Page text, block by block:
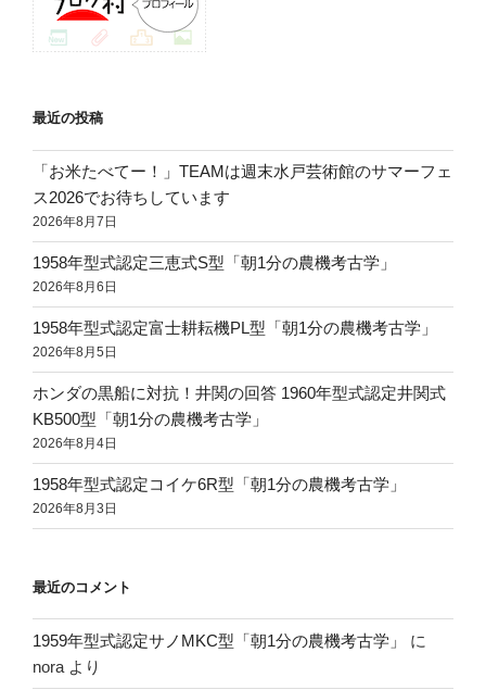
最近の投稿
「お米たべてー！」TEAMは週末水戸芸術館のサマーフェ
ス2026でお待ちしています
2026年8月7日
1958年型式認定三恵式S型「朝1分の農機考古学」
2026年8月6日
1958年型式認定富士耕耘機PL型「朝1分の農機考古学」
2026年8月5日
ホンダの黒船に対抗！井関の回答 1960年型式認定井関式
KB500型「朝1分の農機考古学」
2026年8月4日
1958年型式認定コイケ6R型「朝1分の農機考古学」
2026年8月3日
最近のコメント
1959年型式認定サノMKC型「朝1分の農機考古学」
に
nora より